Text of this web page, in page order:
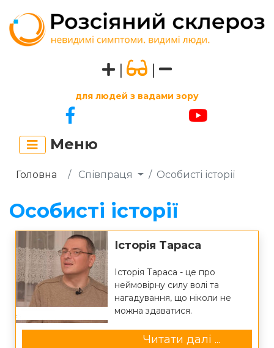
| |
для людей з вадами зору
Меню
Головна Співпраця Особисті історії
Особисті історії
Історія Тараса
Історія Тараса - це про
неймовірну силу волі та
нагадування, що ніколи не
можна здаватися.
Читати далі ...